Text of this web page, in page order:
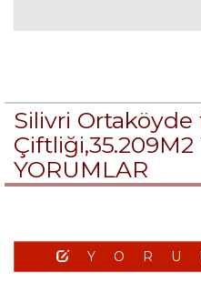
Silivri Ortaköyde
YORUMLAR